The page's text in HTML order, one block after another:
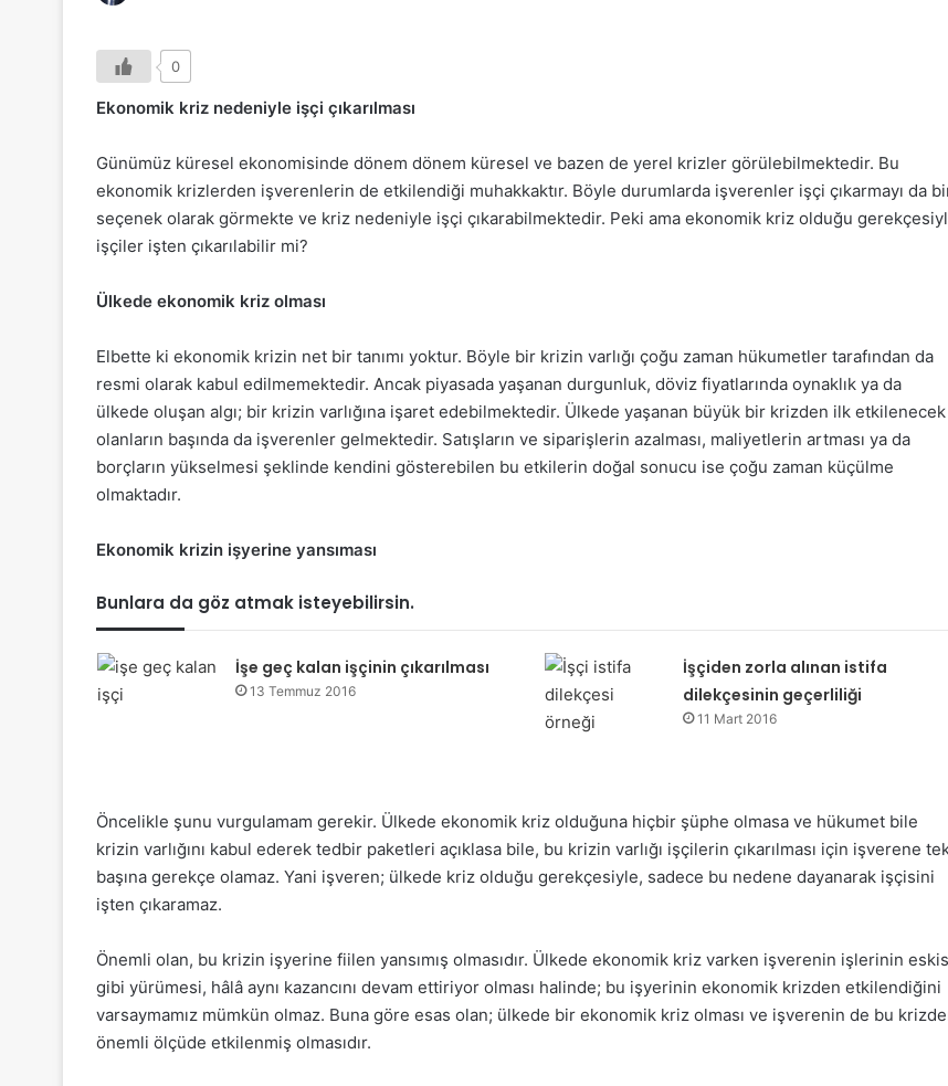
0
Ekonomik kriz nedeniyle işçi çıkarılması
Günümüz küresel ekonomisinde dönem dönem küresel ve bazen de yerel krizler görülebilmektedir. Bu
ekonomik krizlerden işverenlerin de etkilendiği muhakkaktır. Böyle durumlarda işverenler işçi çıkarmayı da
seçenek olarak görmekte ve kriz nedeniyle işçi çıkarabilmektedir. Peki ama ekonomik kriz olduğu
işçiler işten çıkarılabilir mi?
Ülkede ekonomik kriz olması
Elbette ki ekonomik krizin net bir tanımı yoktur. Böyle bir krizin varlığı çoğu zaman hükumetler tarafından da
resmi olarak kabul edilmemektedir. Ancak piyasada yaşanan durgunluk, döviz fiyatlarında oynaklık ya da
ülkede oluşan algı; bir krizin varlığına işaret edebilmektedir. Ülkede yaşanan büyük bir krizden ilk etkilenecek
olanların başında da işverenler gelmektedir. Satışların ve siparişlerin azalması, maliyetlerin artması ya da
borçların yükselmesi şeklinde kendini gösterebilen bu etkilerin doğal sonucu ise çoğu zaman küçülme
olmaktadır.
Ekonomik krizin işyerine yansıması
Bunlara da göz atmak isteyebilirsin.
İşe geç kalan işçinin çıkarılması
13 Temmuz 2016
İşçiden zorla alınan istifa
dilekçesinin geçerliliği
11 Mart 2016
Öncelikle şunu vurgulamam gerekir. Ülkede ekonomik kriz olduğuna hiçbir şüphe olmasa ve hükumet bile
krizin varlığını kabul ederek tedbir paketleri açıklasa bile, bu krizin varlığı işçilerin çıkarılması için işverene
başına gerekçe olamaz. Yani işveren; ülkede kriz olduğu gerekçesiyle, sadece bu nedene dayanarak işçisini
işten çıkaramaz.
Önemli olan, bu krizin işyerine fiilen yansımış olmasıdır. Ülkede ekonomik kriz varken işverenin işlerinin
gibi yürümesi, hâlâ aynı kazancını devam ettiriyor olması halinde; bu işyerinin ekonomik krizden etkilendiğini
varsaymamız mümkün olmaz. Buna göre esas olan; ülkede bir ekonomik kriz olması ve işverenin de bu
önemli ölçüde etkilenmiş olmasıdır.